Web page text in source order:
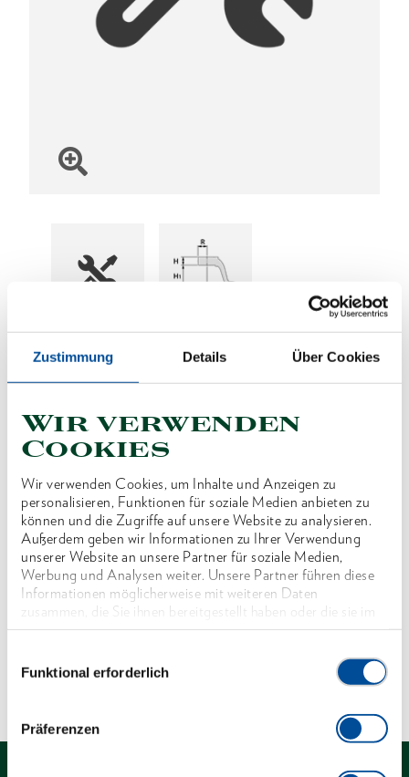
Zustimmung Details Über Cookies
Wir verwenden
Cookies
Wir verwenden Cookies, um Inhalte und Anzeigen zu
personalisieren, Funktionen für soziale Medien anbieten zu
können und die Zugriffe auf unsere Website zu analysieren.
Außerdem geben wir Informationen zu Ihrer Verwendung
unserer Website an unsere Partner für soziale Medien,
Werbung und Analysen weiter. Unsere Partner führen diese
Informationen möglicherweise mit weiteren Daten
zusammen, die Sie ihnen bereitgestellt haben oder die sie im
Rahmen Ihrer Nutzung der Dienste gesammelt haben. Unsere
Funktional erforderlich
Präferenzen
Preis auf Anfrage
Produktbeschreibung
Abmessungen und Gewichte
Lieferumfang
Technische Eigenschaften